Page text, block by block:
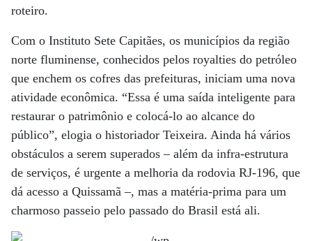
roteiro.
Com o Instituto Sete Capitães, os municípios da região
norte fluminense, conhecidos pelos royalties do petróleo
que enchem os cofres das prefeituras, iniciam uma nova
atividade econômica. “Essa é uma saída inteligente para
restaurar o patrimônio e colocá-lo ao alcance do
público”, elogia o historiador Teixeira. Ainda há vários
obstáculos a serem superados – além da infra-estrutura
de serviços, é urgente a melhoria da rodovia RJ-196, que
dá acesso a Quissamã –, mas a matéria-prima para um
charmoso passeio pelo passado do Brasil está ali.